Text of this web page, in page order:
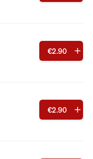
€2.90
€2.90